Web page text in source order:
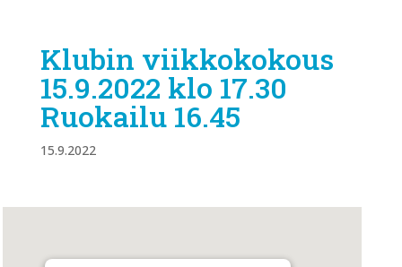
Klubin viikkokokous
15.9.2022 klo 17.30
Ruokailu 16.45
15.9.2022